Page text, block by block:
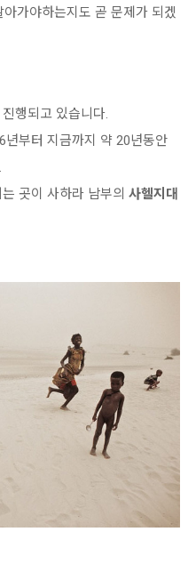
가야하는지도 곧 문제가 되겠
행되고 있습니다.
년부터 지금까지 약 20년동안
곳이 사하라 남부의 사헬지대